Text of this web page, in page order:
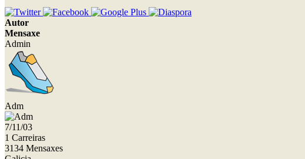
Autor
Mensaxe
Admin
Adm
7/11/03
1 Carreiras
3134 Mensaxes